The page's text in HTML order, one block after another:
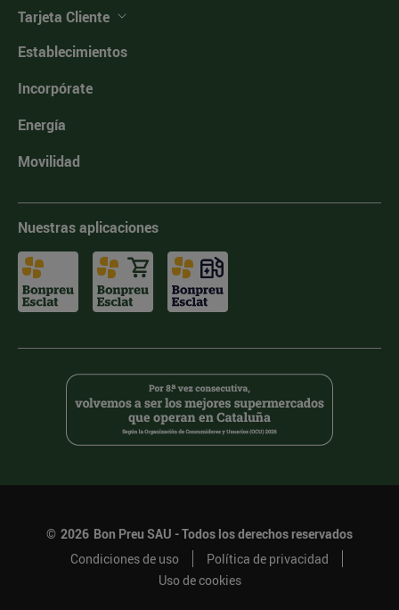
Tarjeta Cliente
Establecimientos
Incorpórate
Energía
Movilidad
Nuestras aplicaciones
© 2026 Bon Preu SAU - Todos los derechos reservados
Condiciones de uso
Política de privacidad
Uso de cookies